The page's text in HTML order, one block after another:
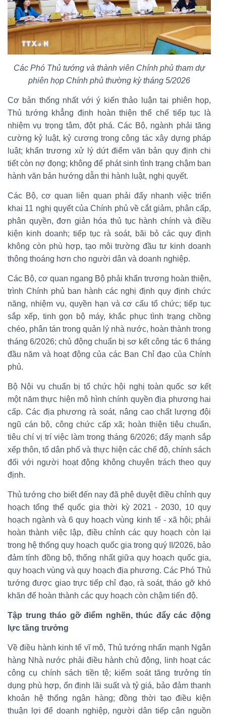
Các Phó Thủ tướng và thành viên Chính phủ tham dự
phiên họp Chính phủ thường kỳ tháng 5/2026
Cơ bản thống nhất với ý kiến thảo luận tại phiên họp,
Thủ tướng khẳng định hoàn thiện thể chế tiếp tục là
nhiệm vụ trọng tâm, đột phá. Các Bộ, ngành phải tăng
cường kỷ luật, kỷ cương trong công tác xây dựng pháp
luật; khẩn trương xử lý dứt điểm văn bản quy định chi
tiết còn nợ đọng; không để phát sinh tình trạng chậm ban
hành văn bản hướng dẫn thi hành luật, nghị quyết.
Các Bộ, cơ quan liên quan phải đẩy nhanh việc triển
khai 11 nghị quyết của Chính phủ về cắt giảm, phân cấp,
phân quyền, đơn giản hóa thủ tục hành chính và điều
kiện kinh doanh; tiếp tục rà soát, bãi bỏ các quy định
không còn phù hợp, tạo môi trường đầu tư kinh doanh
thông thoáng hơn cho người dân và doanh nghiệp.
Các Bộ, cơ quan ngang Bộ phải khẩn trương hoàn thiện,
trình Chính phủ ban hành các nghị định quy định chức
năng, nhiệm vụ, quyền hạn và cơ cấu tổ chức; tiếp tục
sắp xếp, tinh gọn bộ máy, khắc phục tình trạng chồng
chéo, phân tán trong quản lý nhà nước, hoàn thành trong
tháng 6/2026; chủ động chuẩn bị sơ kết công tác 6 tháng
đầu năm và hoạt động của các Ban Chỉ đạo của Chính
phủ.
Bộ Nội vụ chuẩn bị tổ chức hội nghị toàn quốc sơ kết
một năm thực hiện mô hình chính quyền địa phương hai
cấp. Các địa phương rà soát, nâng cao chất lượng đội
ngũ cán bộ, công chức cấp xã; hoàn thiện tiêu chuẩn,
tiêu chí vị trí việc làm trong tháng 6/2026; đẩy mạnh sắp
xếp thôn, tổ dân phố và thực hiện các chế độ, chính sách
đối với người hoạt động không chuyên trách theo quy
định.
Thủ tướng cho biết đến nay đã phê duyệt điều chỉnh quy
hoạch tổng thể quốc gia thời kỳ 2021 - 2030, 10 quy
hoạch ngành và 6 quy hoạch vùng kinh tế - xã hội; phải
hoàn thành việc lập, điều chỉnh các quy hoạch còn lại
trong hệ thống quy hoạch quốc gia trong quý II/2026, bảo
đảm tính đồng bộ, thống nhất giữa quy hoạch quốc gia,
quy hoạch vùng và quy hoạch địa phương. Các Phó Thủ
tướng được giao trực tiếp chỉ đạo, rà soát, tháo gỡ khó
khăn để hoàn thành các quy hoạch còn chậm tiến độ.
Tập trung tháo gỡ điểm nghẽn, thúc đẩy các động
lực tăng trưởng
Về điều hành kinh tế vĩ mô, Thủ tướng nhấn mạnh Ngân
hàng Nhà nước phải điều hành chủ động, linh hoạt các
công cụ chính sách tiền tệ; kiểm soát tăng trưởng tín
dụng phù hợp, ổn định lãi suất và tỷ giá, bảo đảm thanh
khoản hệ thống ngân hàng; đồng thời tạo điều kiện
thuận lợi để doanh nghiệp, người dân tiếp cận nguồn